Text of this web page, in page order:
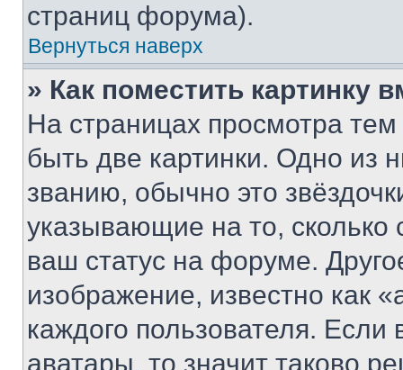
страниц форума).
Вернуться наверх
» Как поместить картинку
На страницах просмотра
быть две картинки. Одно из
званию, обычно это
указывающие на то,
ваш статус на форуме.
изображение, известно как
каждого пользователя.
аватары, то значит таково